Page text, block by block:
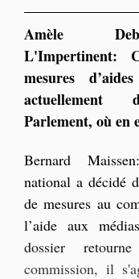
Amèle
L'Impertinent:
mesures
actuellement
Parlement, où en
Bernard
national a décidé
de mesures au
l’aide aux
dossier
commission, il